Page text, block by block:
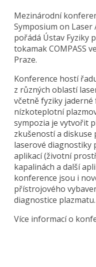
Mezinárodní
Symposium on Laser
pořádá Ústav Fyziky
tokamak COMPASS
Praze.
Konference hostí
z různých oblastí
včetně fyziky
nízkoteplotní
sympozia je vytvořit
zkušeností a diskuse
laserové diagnostiky
aplikací (životní
kapalinách a další
konference jsou i
přístrojového
diagnostice plazmatu.
Více informací o